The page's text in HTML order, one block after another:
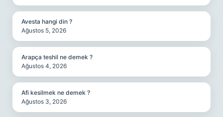
Avesta hangi din ?
Ağustos 5, 2026
Arapça teshil ne demek ?
Ağustos 4, 2026
Afi kesilmek ne demek ?
Ağustos 3, 2026